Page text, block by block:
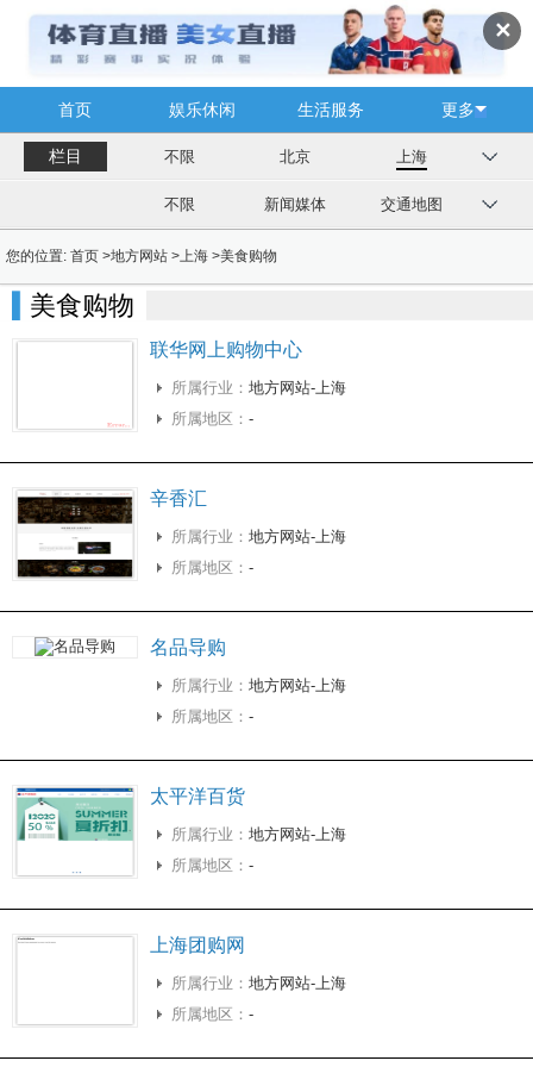
✕
首页 娱乐休闲 生活服务 更多
栏目 不限 北京 上海
不限 新闻媒体 交通地图
您的位置: 首页 >地方网站 > 上海 >美食购物
美食购物
联华网上购物中心
所属行业： 地方网站-上海
所属地区： -
辛香汇
所属行业： 地方网站-上海
所属地区： -
名品导购
所属行业： 地方网站-上海
所属地区： -
太平洋百货
所属行业： 地方网站-上海
所属地区： -
上海团购网
所属行业： 地方网站-上海
所属地区： -